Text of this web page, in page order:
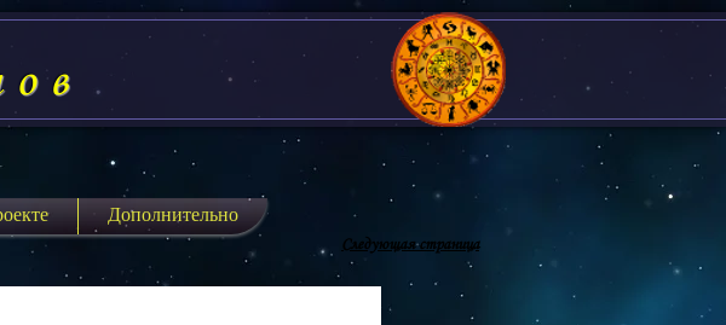
Дополнительно
Следующая страница